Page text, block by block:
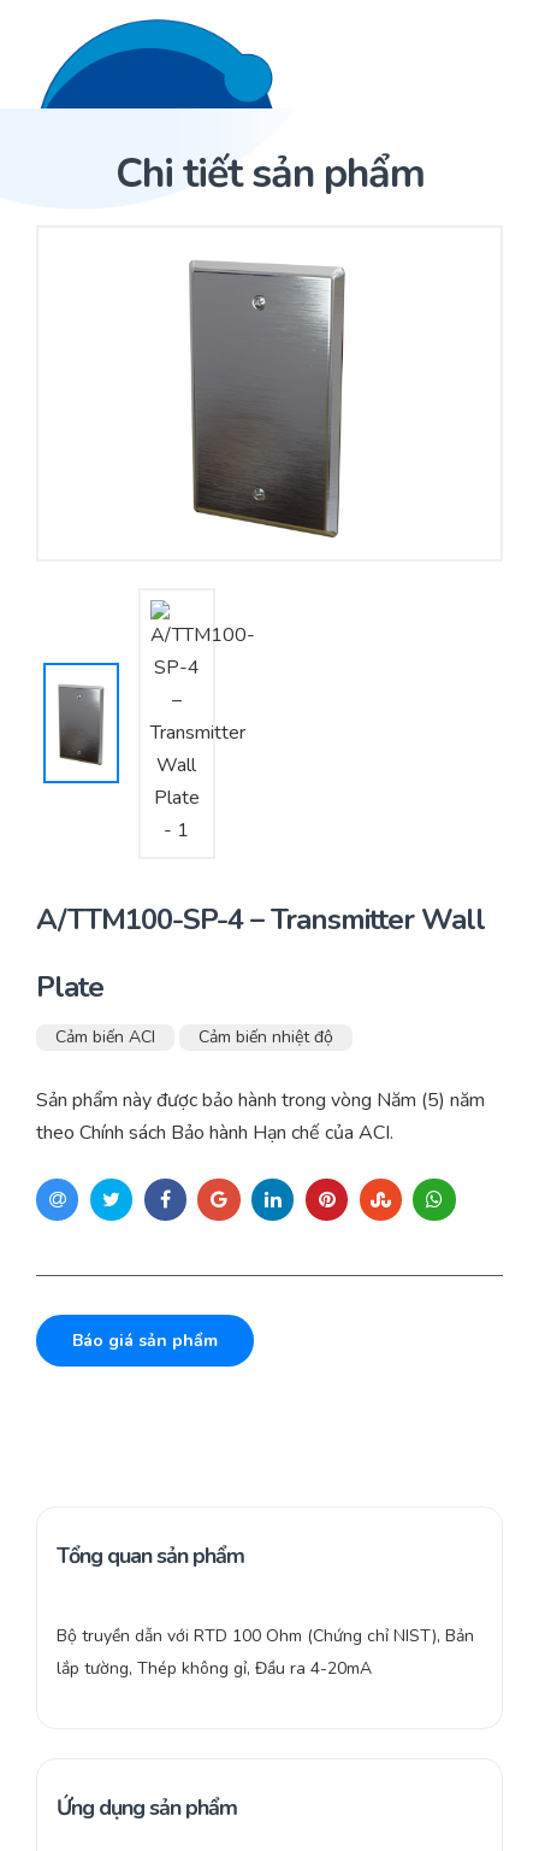
Trang Chủ
Nhà sản xuất thiết bị điều khiển
Cung cấp giải pháp quản lý cho toà nhà (BMS)
Tư vấn – Thiết kế – Cung cấp thiết bị HVAC
Tư vấn thiết kế, thi công tủ điều khiển
Thi công – Lắp đặt hệ thống HVAC
Chi tiết sản phẩm
A/TTM100-SP-4 – Transmitter Wall
Plate
Cảm biến ACI Cảm biến nhiệt độ
Sản phẩm này được bảo hành trong vòng Năm (5) năm
theo Chính sách Bảo hành Hạn chế của ACI.
Báo giá sản phẩm
Tổng quan sản phẩm
Bộ truyền dẫn với RTD 100 Ohm (Chứng chỉ NIST), Bản
lắp tường, Thép không gỉ, Đầu ra 4-20mA
Ứng dụng sản phẩm